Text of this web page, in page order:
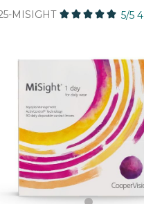
MISIGHT 5/5 4